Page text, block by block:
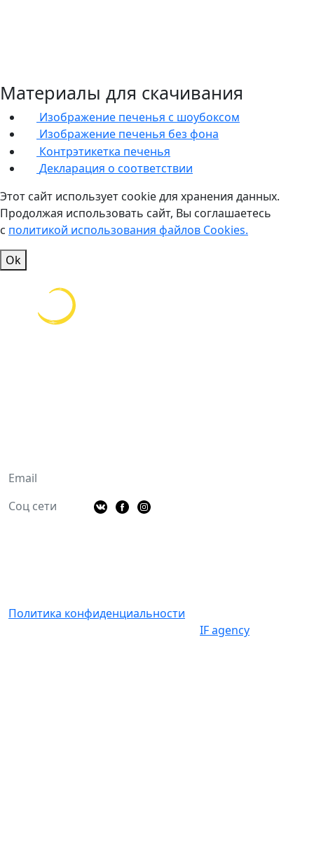
Материалы для скачивания
Изображение печенья с шоубоксом
Изображение печенья без фона
Контрэтикетка печенья
Декларация о соответствии
Этот сайт использует cookie для хранения данных.
Продолжая использовать сайт, Вы соглашаетесь
с политикой использования файлов Cookies.
Ok
Email
Соц сети
Политика конфиденциальности
IF agency